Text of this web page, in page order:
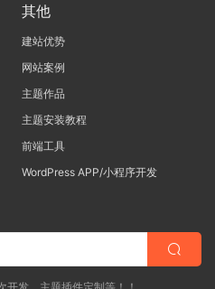
其他
建站优势
网站案例
主题作品
主题安装教程
前端工具
WordPress APP/小程序开发